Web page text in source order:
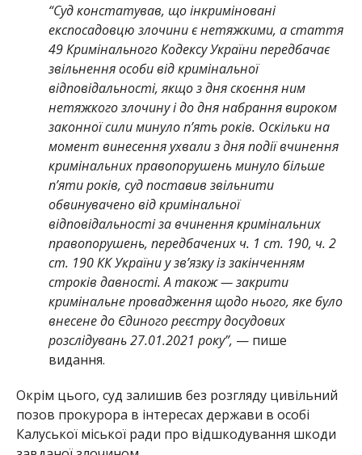
“Суд констатував, що інкриміновані
експосадовцю злочини є нетяжкими, а стаття
49 Кримінального Кодексу України передбачає
звільнення особи від кримінальної
відповідальності, якщо з дня скоєння ним
нетяжкого злочину і до дня набрання вироком
законної сили минуло п’ять років. Оскільки на
момент винесення ухвали з дня події вчинення
кримінальних правопорушень минуло більше
п’яти років, суд поставив звільнити
обвинувачено від кримінальної
відповідальності за вчинення кримінальних
правопорушень, передбачених ч. 1 ст. 190, ч. 2
ст. 190 КК України у зв’язку із закінченням
строків давності. А також — закрити
кримінальне провадження щодо нього, яке було
внесене до Єдиного реєстру досудових
розслідувань 27.01.2021 року”, — пише
видання.
Окрім цього, суд залишив без розгляду цивільний
позов прокурора в інтересах держави в особі
Калуської міської ради про відшкодування шкоди